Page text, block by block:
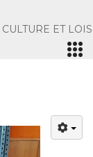
CULTURE ET